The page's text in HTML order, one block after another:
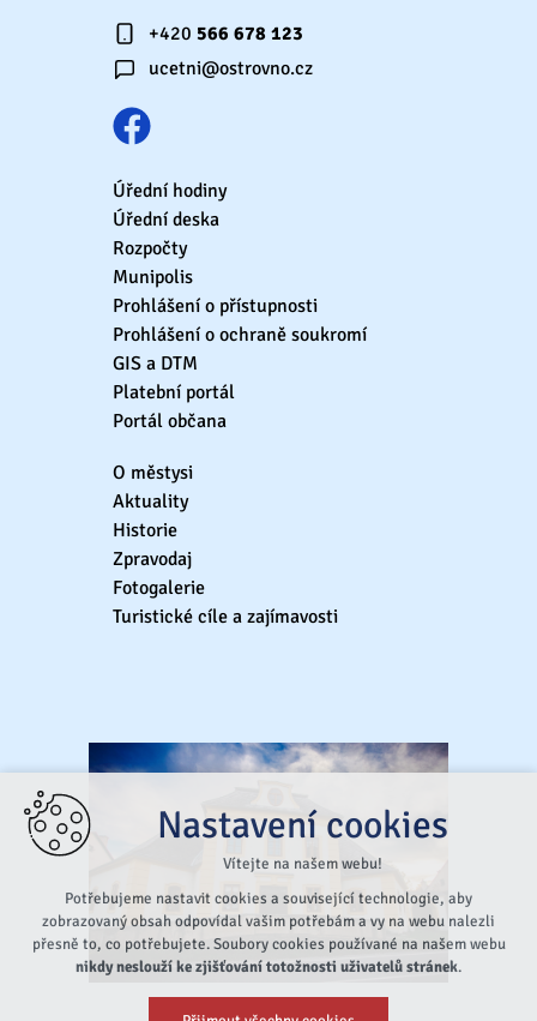
+420 566 678 123
ucetni@ostrovno.cz
Úřední hodiny
Úřední deska
Rozpočty
Munipolis
Prohlášení o přístupnosti
Prohlášení o ochraně soukromí
GIS a DTM
Platební portál
Portál občana
O městysi
Aktuality
Historie
Zpravodaj
Fotogalerie
Turistické cíle a zajímavosti
Nastavení cookies
Vítejte na našem webu!
Potřebujeme nastavit cookies a související technologie, aby
zobrazovaný obsah odpovídal vašim potřebám a vy na webu nalezli
přesně to, co potřebujete. Soubory cookies používané na našem webu
nikdy neslouží ke zjišťování totožnosti uživatelů stránek.